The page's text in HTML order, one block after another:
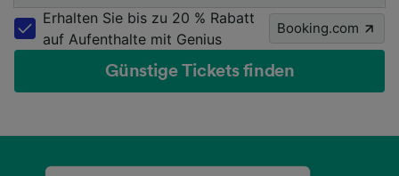
Erhalten Sie bis zu 20 % Rabatt
auf Aufenthalte mit Genius
Booking.com
Günstige Tickets finden